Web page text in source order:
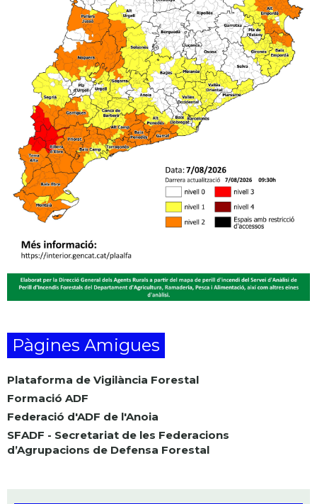
Pàgines Amigues
Plataforma de Vigilància Forestal
Formació ADF
Federació d'ADF de l'Anoia
SFADF - Secretariat de les Federacions
d’Agrupacions de Defensa Forestal